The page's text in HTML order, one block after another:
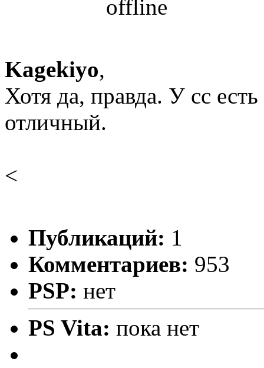
Kagekiyo,
Хотя да, правда. У сс
отличный.
<
Публикаций: 1
Комментариев: 953
PSP: нет
PS Vita: пока нет